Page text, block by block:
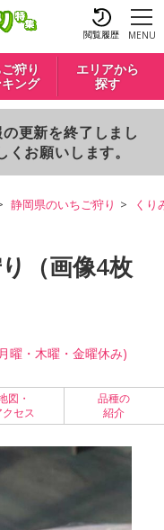
閲覧履歴 MENU
狩り
ング
エリアから
探す
更新を終了しまし
お願いします。
静岡県のいちご狩り くり
（画像4枚
曜・木曜・金曜休み)
図・
クセス
品種の
紹介